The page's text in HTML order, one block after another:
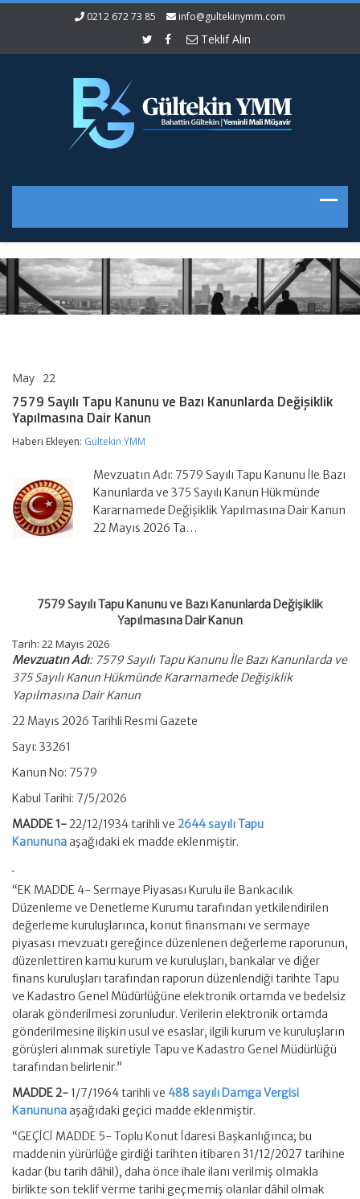
0212 672 73 85 info@gultekinymm.com
Teklif Alın
May 22
Tapu
Kanunu
Bazı
Değişiklik
Yapılmasına
Kanun
7579 Sayılı Tapu Kanunu ve Bazı Kanunlarda Değişiklik
Yapılmasına Dair Kanun
Haberi Ekleyen: Gültekin YMM
Mevzuatın Adı: 7579 Sayılı Tapu Kanunu İle Bazı
Kanunlarda ve 375 Sayılı Kanun Hükmünde
Kararnamede Değişiklik Yapılmasına Dair Kanun
22 Mayıs 2026 Ta…
7579 Sayılı Tapu Kanunu ve Bazı Kanunlarda Değişiklik
Yapılmasına Dair Kanun
Tarih: 22 Mayıs 2026
Mevzuatın Adı: 7579 Sayılı Tapu Kanunu İle Bazı Kanunlarda ve
375 Sayılı Kanun Hükmünde Kararnamede Değişiklik
Yapılmasına Dair Kanun
22 Mayıs 2026 Tarihli Resmi Gazete
Sayı: 33261
Kanun No: 7579
Kabul Tarihi: 7/5/2026
MADDE 1-22/12/1934 tarihli ve 2644 sayılı Tapu
Kanununaaşağıdaki ek madde eklenmiştir.
“EK MADDE 4- Sermaye Piyasası Kurulu ile Bankacılık
Düzenleme ve Denetleme Kurumu tarafından yetkilendirilen
değerleme kuruluşlarınca, konut finansmanı ve sermaye
piyasası mevzuatı gereğince düzenlenen değerleme raporunun,
düzenlettiren kamu kurum ve kuruluşları, bankalar ve diğer
finans kuruluşları tarafından raporun düzenlendiği tarihte Tapu
ve Kadastro Genel Müdürlüğüne elektronik ortamda ve bedelsiz
olarak gönderilmesi zorunludur. Verilerin elektronik ortamda
gönderilmesine ilişkin usul ve esaslar, ilgili kurum ve kuruluşların
görüşleri alınmak suretiyle Tapu ve Kadastro Genel Müdürlüğü
tarafından belirlenir.”
MADDE 2- 1/7/1964 tarihli ve 488 sayılı Damga Vergisi
Kanununaaşağıdaki geçici madde eklenmiştir.
“GEÇİCİ MADDE 5- Toplu Konut İdaresi Başkanlığınca; bu
maddenin yürürlüğe girdiği tarihten itibaren 31/12/2027 tarihine
kadar (bu tarih dâhil), daha önce ihale ilanı verilmiş olmakla
birlikte son teklif verme tarihi geçmemiş olanlar dâhil olmak